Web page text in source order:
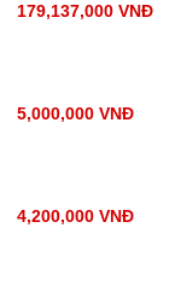
179,137,000 VNĐ
5,000,000 VNĐ
4,200,000 VNĐ